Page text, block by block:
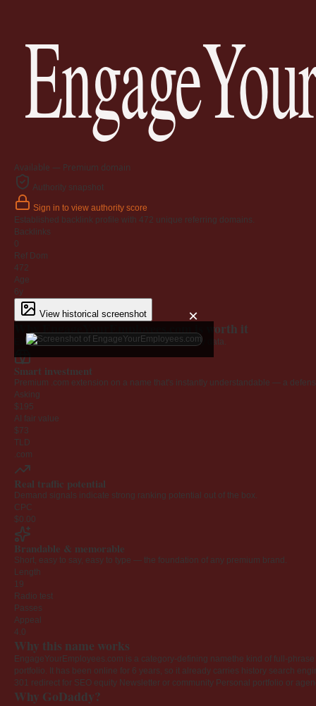
Available — Premium domain
Authority snapshot
Sign in to view authority score
Established backlink profile with 472 unique referring domains.
Backlinks
0
Ref Dom
472
Age
6y
View historical screenshot ×
Why EngageYourEmployees.com is worth it
Every claim below is backed by verified third-party data.
Smart investment
Premium .com extension on a name that's instantly understandable — a
Asking
$195
AI fair value
$73
TLD
.com
Real traffic potential
Demand signals indicate strong ranking potential out of the box.
CPC
$0.00
Brandable & memorable
Short, easy to say, easy to type — the foundation of any premium brand.
Length
19
Radio test
Passes
Appeal
4.0
Why this name works
EngageYourEmployees.com is a category-defining namethe kind of full-
portfolio. It has been online for 6 years, so it already carries history search
301 redirect for SEO equity Newsletter or community Personal portfolio or
Why GoDaddy?